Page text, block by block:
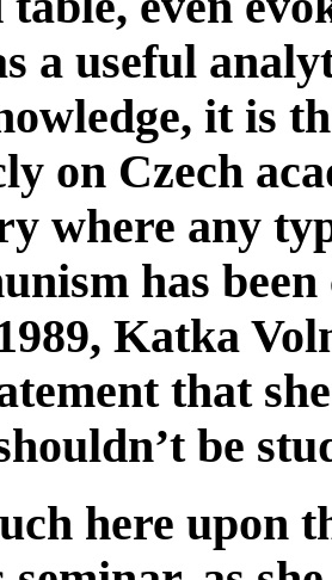
a useful
it is
on Czech
where any
has
Katka
that
be
here upon